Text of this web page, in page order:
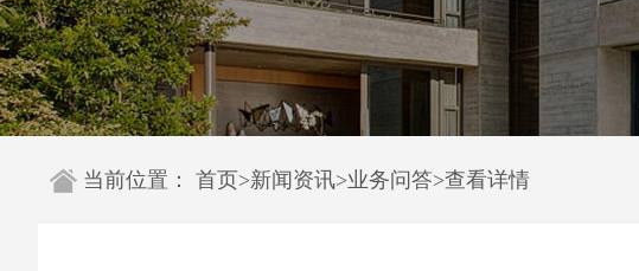
当前位置： 首页>新闻资讯>业务问答>查看详情